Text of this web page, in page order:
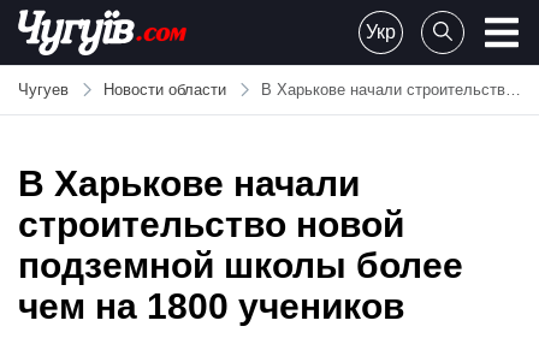
Skip
content
Chuguiv
Укр
Чугуев Новости области В Харькове начали строительство новой подземной школы более чем на 1800 учеников
В Харькове начали
строительство новой
подземной школы более
чем на 1800 учеников